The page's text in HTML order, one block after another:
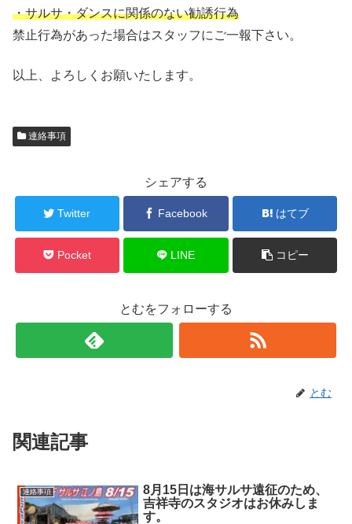
・サルサ・ダンスに関係のない勧誘行為
禁止行為があった場合はスタッフにご一報下さい。
以上、よろしくお願いたします。
連絡事項
シェアする
Twitter Facebook はてブ
Pocket LINE コピー
とむをフォローする
とむ
関連記事
連絡事項
8月15日は海サルサ遠征のため、
吉祥寺のスタジオはお休みしま
す。